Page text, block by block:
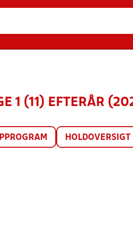
1 (11) EFTERÅR
HOLDOVERSIGT